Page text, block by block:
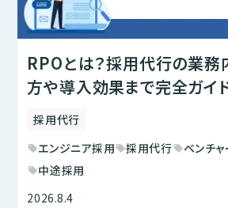
RPOとは？採用代行の業務
方や導入効果まで完全ガイ
採用代行
sellエンジニア採用sell採用代行sellベンチャ
sell中途採用
2026.8.4